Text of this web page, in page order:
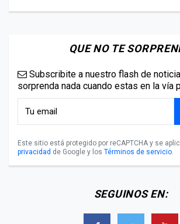
QUE NO TE
Subscribite a nuestro flash de
sorprenda nada cuando estas en la vía
Este sitio está protegido por reCAPTCHA y se
privacidad de Google y los Términos de servicio.
SEGUINOS EN: